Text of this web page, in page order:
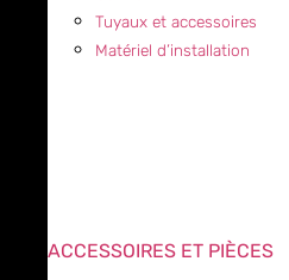
Tuyaux et accessoires
Matériel d’installation
ACCESSOIRES ET PIÈCES